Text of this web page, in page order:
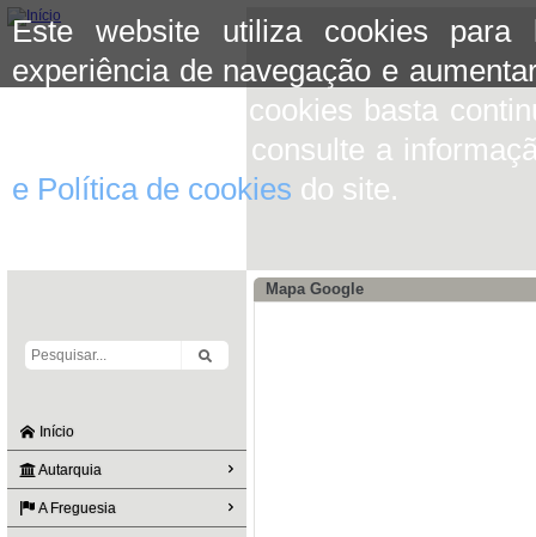
Este website utiliza cookies para
experiência de navegação e
aceitar o uso de cookies basta
mais informação consulte a
e Política de cookies do site.
Início
Autarquia
A Freguesia
Mapa Google